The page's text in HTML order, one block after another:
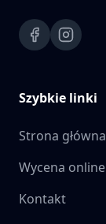
Szybkie linki
Strona główna
Wycena online
Kontakt